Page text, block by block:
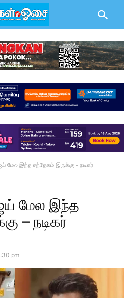
மேல இந்த சந்தேகம் இருக்கு – நடிகர்
மேல இந்த
– நடிகர்
pm